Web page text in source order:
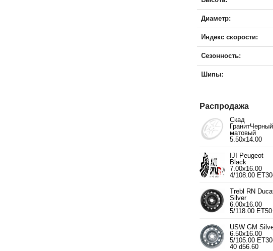
Диаметр:
Индекс скорости:
Сезонность:
Шипы:
Распродажа
Скад
ГранитЧерный
матовый
5.50x14.00
d58.60
IJI Peugeot
Black
7.00x16.00
4/108.00
Trebl RN
Silver
6.00x16.00
5/118.00
USW GM
6.50x16.00
5/105.00
40 d56.60